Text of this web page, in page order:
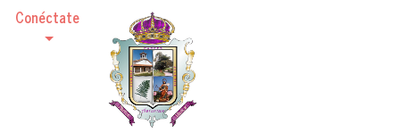
Conéctate